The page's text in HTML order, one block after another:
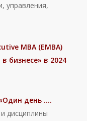
управления,
MBA (ЕМВА)
бизнесе» в 2024
день ….
и дисциплины